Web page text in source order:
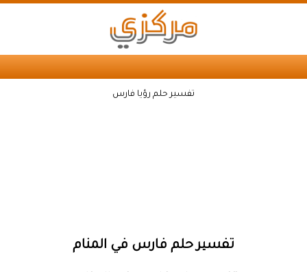
تفسير حلم رؤيا فارس
تفسير حلم فارس في المنام